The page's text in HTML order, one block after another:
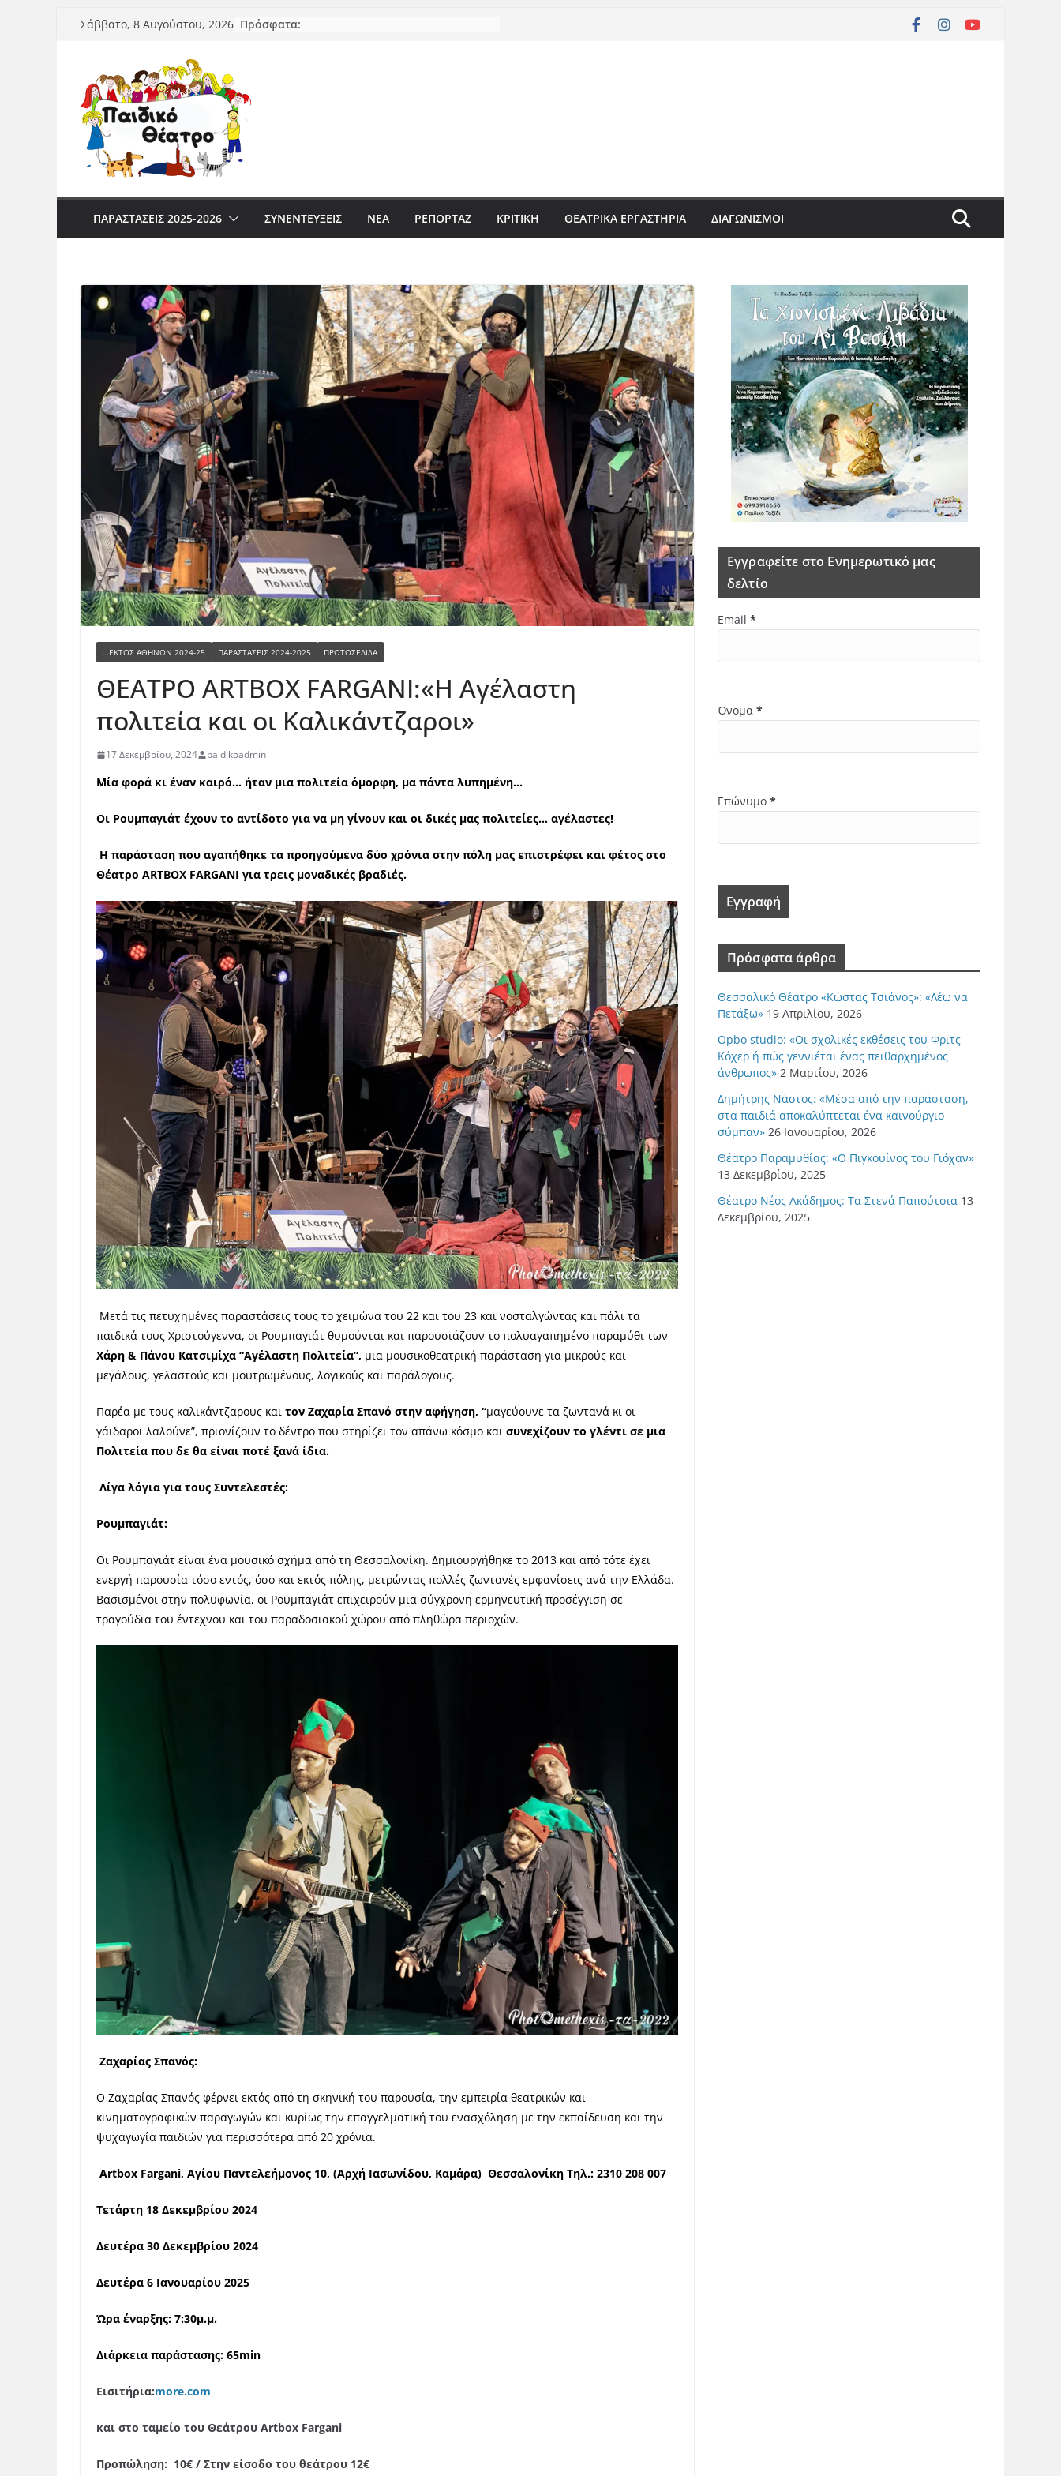
Μετάβαση
Σάββατο, 8 Αυγούστου, 2026 Πρόσφατα:
ΠΑΡΑΣΤΆΣΕΙΣ 2025-2026 ΣΥΝΕΝΤΕΥΞΕΙΣ ΝΈΑ ΡΕΠΟΡΤΆΖ ΚΡΙΤΙΚΗ ΘΕΑΤΡΙΚΑ ΕΡΓΑΣΤΗΡΙΑ ΔΙΑΓΩΝΙΣΜΟΙ
…ΕΚΤΌΣ ΑΘΗΝΏΝ 2024-25 ΠΑΡΑΣΤΆΣΕΙΣ 2024-2025 ΠΡΩΤΟΣΕΛΙΔΑ
ΘΕΑΤΡΟ ARTBOX FARGANI:«Η Αγέλαστη
πολιτεία και οι Καλικάντζαροι»
17 Δεκεμβρίου, 2024 paidikoadmin
Μία φορά κι έναν καιρό… ήταν μια πολιτεία όμορφη, μα πάντα λυπημένη…
Οι Ρουμπαγιάτ έχουν το αντίδοτο για να μη γίνουν και οι δικές μας πολιτείες… αγέλαστες!
Η παράσταση που αγαπήθηκε τα προηγούμενα δύο χρόνια στην πόλη μας επιστρέφει και φέτος στο
Θέατρο ARTBOX FARGANI για τρεις μοναδικές βραδιές.
Μετά τις πετυχημένες παραστάσεις τους το χειμώνα του 22 και του 23 και νοσταλγώντας και πάλι τα
παιδικά τους Χριστούγεννα, οι Ρουμπαγιάτ θυμούνται και παρουσιάζουν το πολυαγαπημένο παραμύθι των
Χάρη & Πάνου Κατσιμίχα “Αγέλαστη Πολιτεία”, μια μουσικοθεατρική παράσταση για μικρούς και
μεγάλους, γελαστούς και μουτρωμένους, λογικούς και παράλογους.
Παρέα με τους καλικάντζαρους και τον Ζαχαρία Σπανό στην αφήγηση, “μαγεύουνε τα ζωντανά κι οι
γάιδαροι λαλούνε”, πριονίζουν το δέντρο που στηρίζει τον απάνω κόσμο και συνεχίζουν το γλέντι σε μια
Πολιτεία που δε θα είναι ποτέ ξανά ίδια.
Λίγα λόγια για τους Συντελεστές:
Ρουμπαγιάτ:
Οι Ρουμπαγιάτ είναι ένα μουσικό σχήμα από τη Θεσσαλονίκη. Δημιουργήθηκε το 2013 και από τότε έχει
ενεργή παρουσία τόσο εντός, όσο και εκτός πόλης, μετρώντας πολλές ζωντανές εμφανίσεις ανά την Ελλάδα.
Βασισμένοι στην πολυφωνία, οι Ρουμπαγιάτ επιχειρούν μια σύγχρονη ερμηνευτική προσέγγιση σε
τραγούδια του έντεχνου και του παραδοσιακού χώρου από πληθώρα περιοχών.
Ζαχαρίας Σπανός:
Ο Ζαχαρίας Σπανός φέρνει εκτός από τη σκηνική του παρουσία, την εμπειρία θεατρικών και
κινηματογραφικών παραγωγών και κυρίως την επαγγελματική του ενασχόληση με την εκπαίδευση και την
ψυχαγωγία παιδιών για περισσότερα από 20 χρόνια.
Artbox Fargani, Αγίου Παντελεήμονος 10, (Αρχή Ιασωνίδου, Καμάρα) Θεσσαλονίκη Τηλ.: 2310 208 007
Τετάρτη 18 Δεκεμβρίου 2024
Δευτέρα 30 Δεκεμβρίου 2024
Δευτέρα 6 Ιανουαρίου 2025
Ώρα έναρξης: 7:30μ.μ.
Διάρκεια παράστασης: 65min
Εισιτήρια:more.com
και στο ταμείο του Θεάτρου Artbox Fargani
Προπώληση: 10€ / Στην είσοδο του θεάτρου 12€
Εγγραφείτε στο Ενημερωτικό μας
δελτίο
Email *
Όνομα *
Επώνυμο *
Πρόσφατα άρθρα
Θεσσαλικό Θέατρο «Κώστας Τσιάνος»: «Λέω να
Πετάξω» 19 Απριλίου, 2026
Opbo studio: «Οι σχολικές εκθέσεις του Φριτς
Κόχερ ή πώς γεννιέται ένας πειθαρχημένος
άνθρωπος» 2 Μαρτίου, 2026
Δημήτρης Νάστος: «Μέσα από την παράσταση,
στα παιδιά αποκαλύπτεται ένα καινούργιο
σύμπαν» 26 Ιανουαρίου, 2026
Θέατρο Παραμυθίας: «Ο Πιγκουίνος του Γιόχαν»
13 Δεκεμβρίου, 2025
Θέατρο Νέος Ακάδημος: Τα Στενά Παπούτσια 13
Δεκεμβρίου, 2025